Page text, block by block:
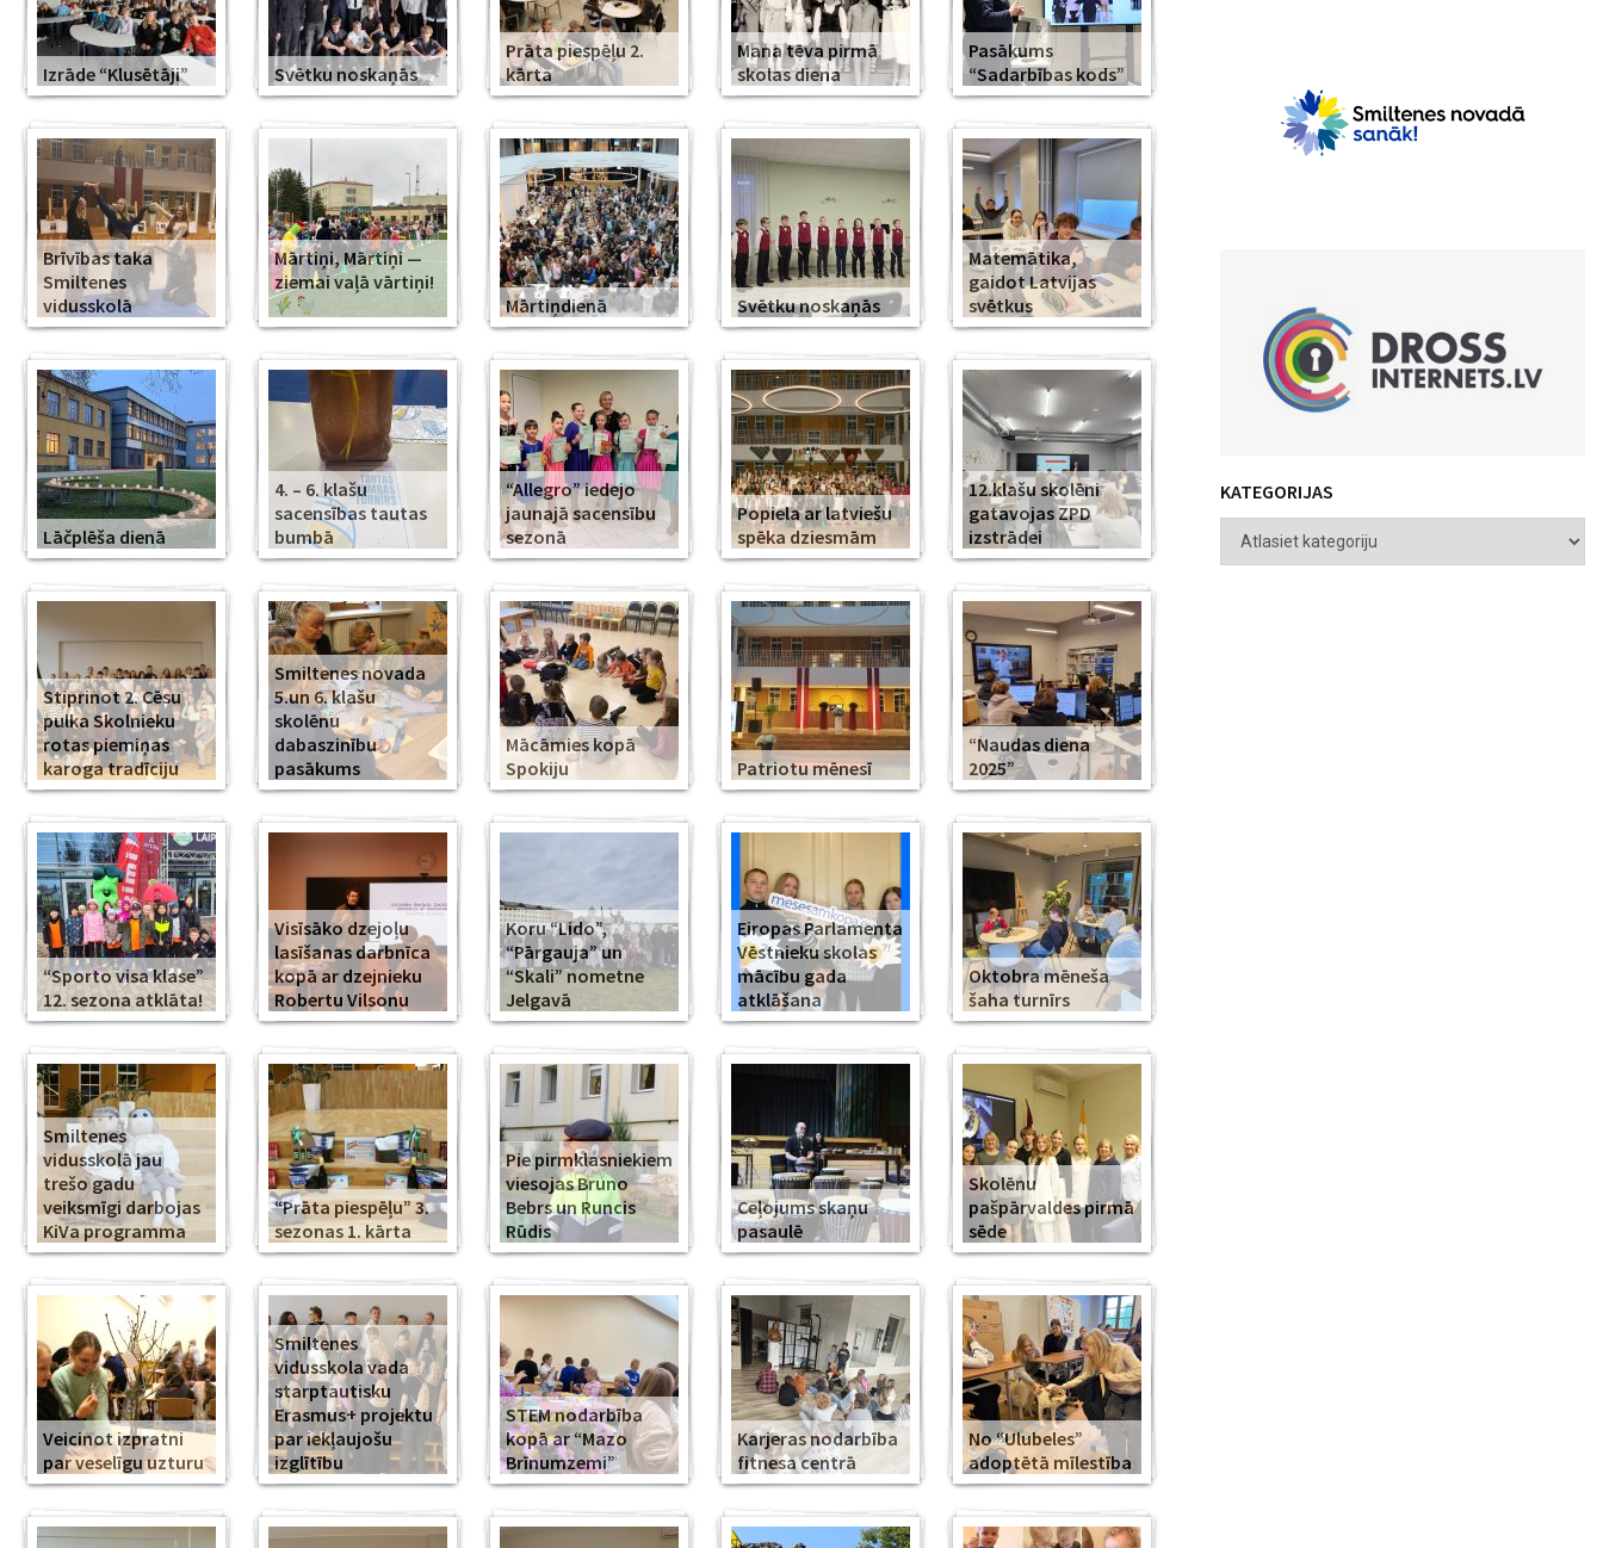
Izrāde “Klusētāji” Svētku noskaņās
Prāta piespēļu 2.
kārta
Mana tēva pirmā
skolas diena
Pasākums
“Sadarbības kods”
Brīvības taka
Smiltenes
vidusskolā
Mārtiņi, Mārtiņi —
ziemai vaļā vārtiņi!
Mārtiņdienā
Svētku noskaņās
Matemātika,
gaidot Latvijas
svētkus
Lāčplēša dienā
4. – 6. klašu
sacensības tautas
bumbā
“Allegro” iedejo
jaunajā sacensību
sezonā
Popiela ar latviešu
spēka dziesmām
12.klašu skolēni
gatavojas ZPD
izstrādei
Stiprinot 2. Cēsu
pulka Skolnieku
rotas piemiņas
karoga tradīciju
Smiltenes novada
5.un 6. klašu
skolēnu
dabaszinību
pasākums
Mācāmies kopā
Spokiju
Patriotu mēnesī
“Naudas diena
2025”
“Sporto visa klase”
12. sezona atklāta!
Visīsāko dzejoļu
lasīšanas darbnīca
kopā ar dzejnieku
Robertu Vilsonu
Koru “Lido”,
“Pārgauja” un
“Skali” nometne
Jelgavā
Eiropas Parlamenta
Vēstnieku skolas
mācību gada
atklāšana
Oktobra mēneša
šaha turnīrs
Smiltenes
vidusskolā jau
trešo gadu
veiksmīgi darbojas
KiVa programma
“Prāta piespēļu” 3.
sezonas 1. kārta
Pie pirmklasniekiem
viesojas Bruno
Bebrs un Runcis
Rūdis
Ceļojums skaņu
pasaulē
Skolēnu
pašpārvaldes pirmā
sēde
Veicinot izpratni
par veselīgu uzturu
Smiltenes
vidusskola vada
starptautisku
Erasmus+ projektu
par iekļaujošu
izglītību
STEM nodarbība
kopā ar “Mazo
Brīnumzemi”
Karjeras nodarbība
fitnesa centrā
No “Ulubeles”
adoptētā mīlestība
KATEGORIJAS